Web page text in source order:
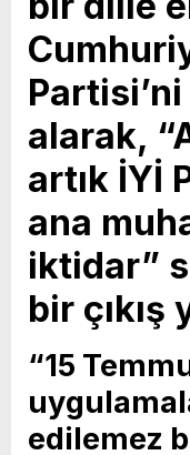
alarak,
artık İYİ
ana
iktidar”
bir çıkış
“15
edilemez